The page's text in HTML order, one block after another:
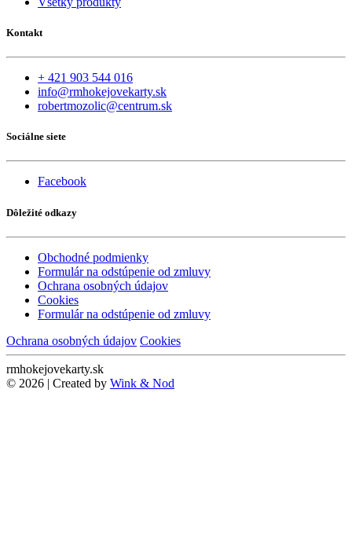
Kontakt
+ 421 903 544 016
info@rmhokejovekarty.sk
robertmozolic@centrum.sk
Sociálne siete
Facebook
Dôležité odkazy
Obchodné podmienky
Formulár na odstúpenie od zmluvy
Ochrana osobných údajov
Cookies
Formulár na odstúpenie od zmluvy
Ochrana osobných údajov Cookies
rmhokejovekarty.sk
© 2026 | Created by Wink & Nod